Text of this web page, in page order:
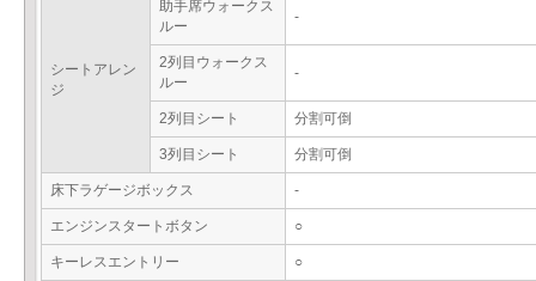
シートアレン
ジ
助手席ウォークス
ルー
-
2列目ウォークス
ルー
-
2列目シート 分割可倒
3列目シート 分割可倒
床下ラゲージボックス -
エンジンスタートボタン ○
キーレスエントリー ○